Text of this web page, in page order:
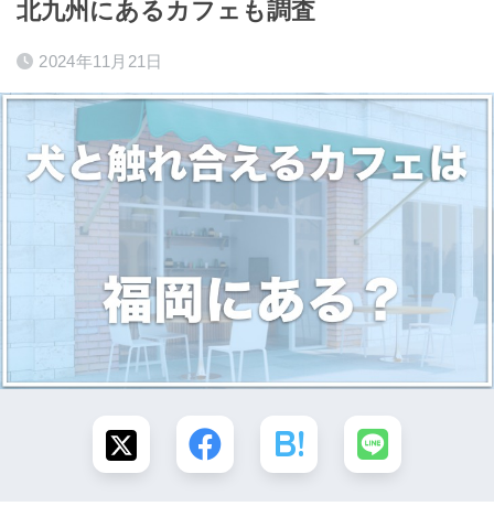
北九州にあるカフェも調査
2024年11月21日